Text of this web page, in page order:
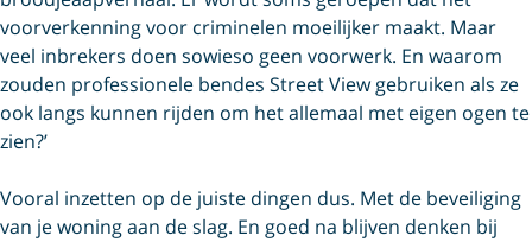
voorverkenning voor criminelen moeilijker maakt. Maar
veel inbrekers doen sowieso geen voorwerk. En waarom
zouden professionele bendes Street View gebruiken als ze
ook langs kunnen rijden om het allemaal met eigen ogen te
zien?’
Vooral inzetten op de juiste dingen dus. Met de beveiliging
van je woning aan de slag. En goed na blijven denken bij